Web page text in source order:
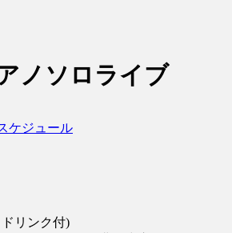
ノソロライブ
ケジュール
リンク付)